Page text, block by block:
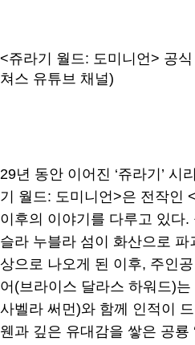
<쥬라기 월드: 도미니언> 공
쳐스 유튜브 채널)
29년 동안 이어진 ‘쥬라기’ 시
기 월드: 도미니언>은 전작인
이후의 이야기를 다루고 있다.
슬라 누블라 섬이 화산으로 파
상으로 나오게 된 이후, 주인
어(브라이스 달라스 하워드)는
사벨라 써먼)와 함께 인적이
웬과 깊은 유대감을 쌓은 공룡